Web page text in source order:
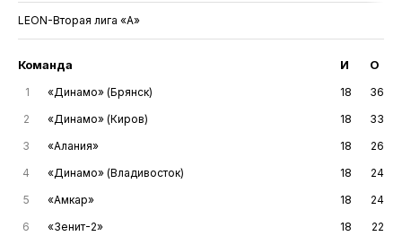
LEON-Вторая лига «А»
Команда И О
1 «Динамо» (Брянск) 18
36
2
«Динамо» (Киров) 18
33
3
«Алания» 18
26
4
«Динамо» (Владивосток) 18
24
5
«Амкар» 18
24
6
«Зенит-2» 18
22